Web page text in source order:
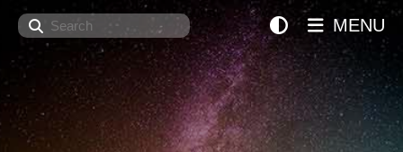
Search MENU